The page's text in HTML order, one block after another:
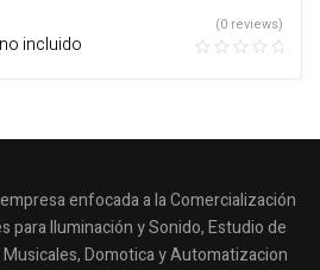
no incluido
(0 reviews)
enfocada a la Comercialización
para Iluminación y Sonido, Estudio de
Domotica y Automatizacion